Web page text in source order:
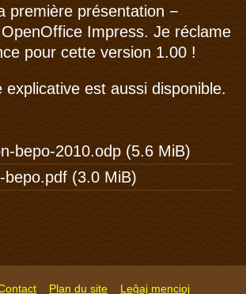
première présentation −
Impress. Je réclame
pour cette version 1.00 !
explicative est aussi disponible.
bepo-2010.odp (5.6 MiB)
bepo.pdf (3.0 MiB)
Plan du site Leĝaj mencioj